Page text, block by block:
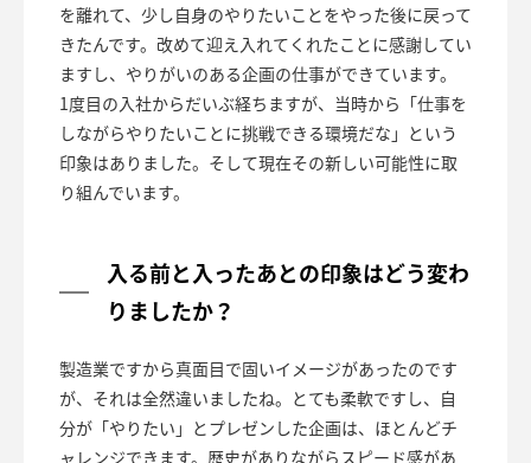
を離れて、少し自身のやりたいことをやった後に戻って
きたんです。改めて迎え入れてくれたことに感謝してい
ますし、やりがいのある企画の仕事ができています。
1度目の入社からだいぶ経ちますが、当時から「仕事を
しながらやりたいことに挑戦できる環境だな」という
印象はありました。そして現在その新しい可能性に取
り組んでいます。
入る前と入ったあとの印象はどう変わ
りましたか？
製造業ですから真面目で固いイメージがあったのです
が、それは全然違いましたね。とても柔軟ですし、自
分が「やりたい」とプレゼンした企画は、ほとんどチ
ャレンジできます。歴史がありながらスピード感があ